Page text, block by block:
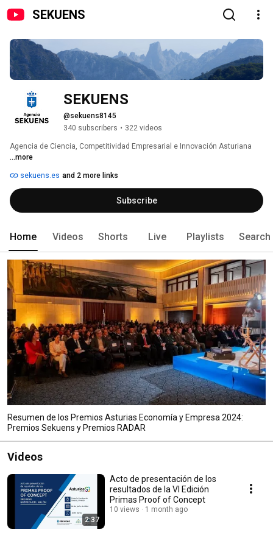
SEKUENS
SEKUENS
@sekuens8145
340 subscribers • 322 videos
Agencia de Ciencia, Competitividad Empresarial e Innovación Asturiana
...more
sekuens.es and 2 more links
Subscribe
Home Videos Shorts Live Playlists Search
Resumen de los Premios Asturias Economía y Empresa 2024:
Premios Sekuens y Premios RADAR
Videos
2:37
Acto de presentación de los
resultados de la VI Edición
Primas Proof of Concept
10 views 1 month ago